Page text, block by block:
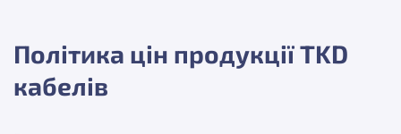
Політика цін продукції TKD
кабелів